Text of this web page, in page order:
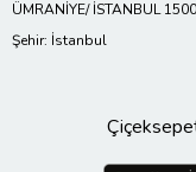
ÜMRANİYE/ İSTANBUL
Şehir: İstanbul